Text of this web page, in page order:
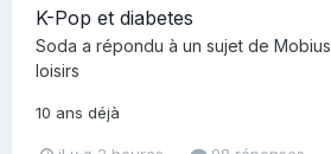
K-Pop et diabetes
Soda a répondu à un sujet de Mobius
loisirs
10 ans déjà